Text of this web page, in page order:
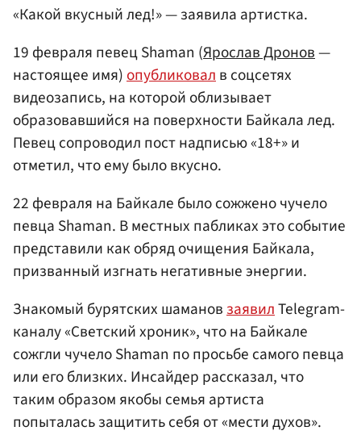
«Какой вкусный лед!» — заявила артистка.
19 февраля певец Shaman (Ярослав Дронов—
настоящее имя)опубликовалв соцсетях
видеозапись, на которой облизывает
образовавшийся на поверхности Байкала лед.
Певец сопроводил пост надписью «18+» и
отметил, что ему было вкусно.
22 февраля на Байкале было сожжено чучело
певца Shaman. В местных пабликах это событие
представили как обряд очищения Байкала,
призванный изгнать негативные энергии.
Знакомый бурятских шамановзаявилTelegram-
каналу «Светский хроник», что на Байкале
сожгли чучело Shaman по просьбе самого певца
или его близких. Инсайдер рассказал, что
таким образом якобы семья артиста
попыталась защитить себя от «мести духов».